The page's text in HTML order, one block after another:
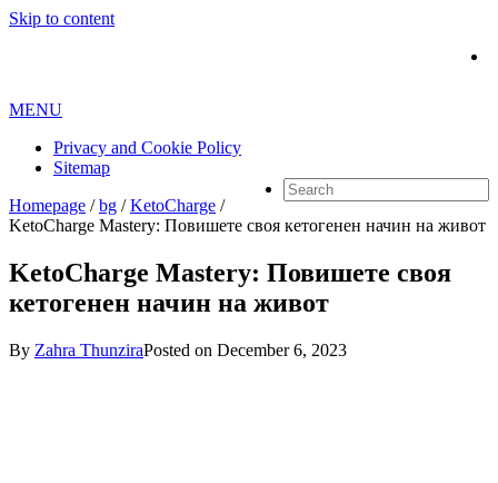
Skip to content
MENU
Privacy and Cookie Policy
Sitemap
Homepage / bg / KetoCharge /
KetoCharge Mastery: Повишете своя кетогенен начин на живот
KetoCharge Mastery: Повишете своя
кетогенен начин на живот
By Zahra ThunziraPosted on December 6, 2023